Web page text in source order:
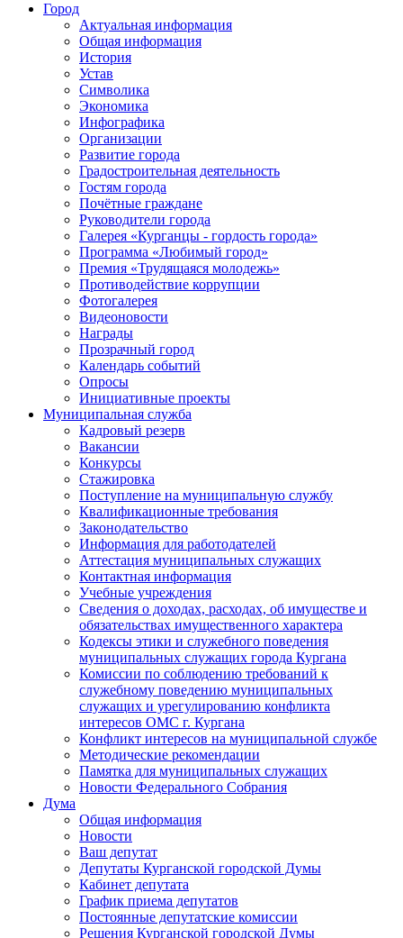
Город
Актуальная информация
Общая информация
История
Устав
Символика
Экономика
Инфографика
Организации
Развитие города
Градостроительная деятельность
Гостям города
Почётные граждане
Руководители города
Галерея «Курганцы - гордость города»
Программа «Любимый город»
Премия «Трудящаяся молодежь»
Противодействие коррупции
Фотогалерея
Видеоновости
Награды
Прозрачный город
Календарь событий
Опросы
Инициативные проекты
Муниципальная служба
Кадровый резерв
Вакансии
Конкурсы
Стажировка
Поступление на муниципальную службу
Квалификационные требования
Законодательство
Информация для работодателей
Аттестация муниципальных служащих
Контактная информация
Учебные учреждения
Сведения о доходах, расходах, об имуществе и
обязательствах имущественного характера
Кодексы этики и служебного поведения
муниципальных служащих города Кургана
Комиссии по соблюдению требований к
служебному поведению муниципальных
служащих и урегулированию конфликта
интересов ОМС г. Кургана
Конфликт интересов на муниципальной службе
Методические рекомендации
Памятка для муниципальных служащих
Новости Федерального Cобрания
Дума
Общая информация
Новости
Ваш депутат
Депутаты Курганской городской Думы
Кабинет депутата
График приема депутатов
Постоянные депутатские комиссии
Решения Курганской городской Думы